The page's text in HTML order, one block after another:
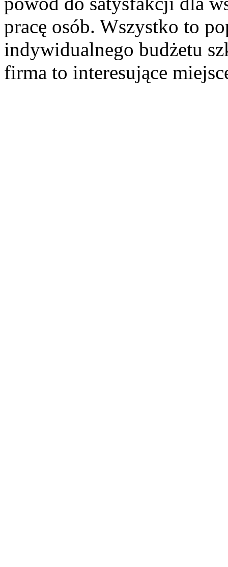
pracę osób. Wszystko to
indywidualnego budżetu
firma to interesujące